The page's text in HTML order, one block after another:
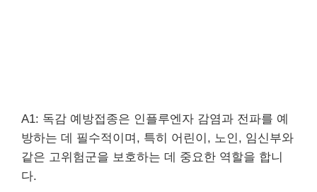
A1: 독감 예방접종은 인플루엔자 감염과 전파를 예
방하는 데 필수적이며, 특히 어린이, 노인, 임신부와
같은 고위험군을 보호하는 데 중요한 역할을 합니
다.